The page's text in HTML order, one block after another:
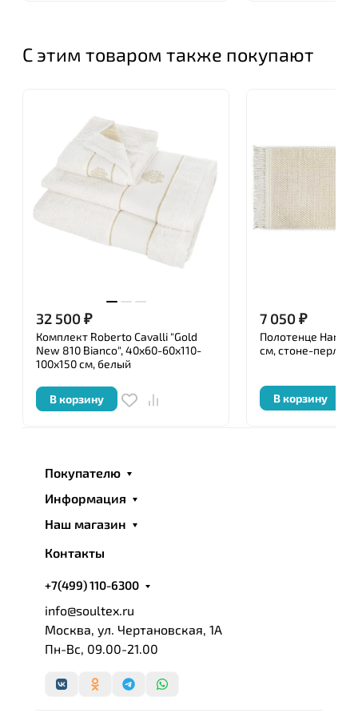
С этим товаром также покупают
32 500₽
Комплект Roberto Cavalli "Gold
New 810 Bianco", 40x60-60x110-
100x150 см, белый
В корзину
7 050₽
Полотенце
см, стоне-
В корзину
Покупателю
Информация
Наш магазин
Контакты
+7(499) 110-6300
info@soultex.ru
Москва, ул. Чертановская, 1А
Пн-Вс, 09.00-21.00